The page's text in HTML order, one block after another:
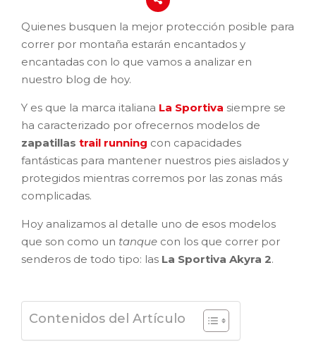
Quienes busquen la mejor protección posible para
correr por montaña estarán encantados y
encantadas con lo que vamos a analizar en
nuestro blog de hoy.
Y es que la marca italiana La Sportiva siempre se
ha caracterizado por ofrecernos modelos de
zapatillas trail running con capacidades
fantásticas para mantener nuestros pies aislados y
protegidos mientras corremos por las zonas más
complicadas.
Hoy analizamos al detalle uno de esos modelos
que son como un tanque con los que correr por
senderos de todo tipo: las La Sportiva Akyra 2.
Contenidos del Artículo